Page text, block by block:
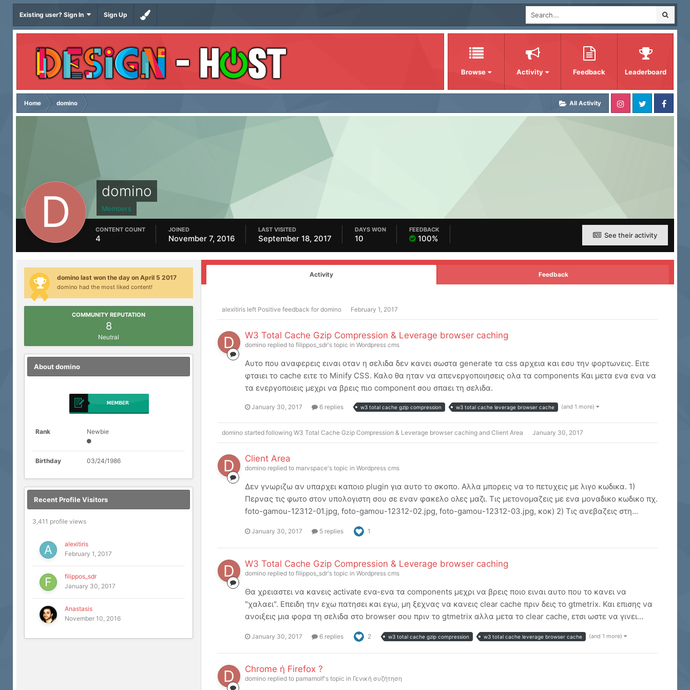
Existing user? Sign In Sign Up
Browse Activity Feedback Leaderboard
All Activity
Home domino
domino
Members
See their activity
CONTENT COUNT
4
JOINED
November 7, 2016
LAST VISITED
September 18, 2017
DAYS WON
10
FEEDBACK
100%
domino last won the day on April 5 2017
domino had the most liked content!
COMMUNITY REPUTATION
8
Neutral
About domino
Rank Newbie
Birthday 03/24/1986
Recent Profile Visitors
3,411 profile views
alexitiris
February 1, 2017
filippos_sdr
January 30, 2017
Anastasis
November 10, 2016
Activity Feedback
alexitiris left Positive feedback for domino February 1, 2017
W3 Total Cache Gzip Compression & Leverage browser caching
domino replied to filippos_sdr's topic in Wordpress cms
Αυτο που αναφερεις ειναι οταν η σελιδα δεν κανει σωστα generate τα css αρχεια και εσυ την φορτωνεις. Ειτε
φταιει το cache ειτε το Minify CSS. Καλο θα ηταν να απενεργοποιησεις ολα τα components Και μετα ενα ενα να
τα ενεργοποιεις μεχρι να βρεις πιο component σου σπαει τη σελιδα.
January 30, 2017 6 replies w3 total cache gzip compression w3 total cache leverage browser cache (and 1 more)
domino started following W3 Total Cache Gzip Compression & Leverage browser caching and Client Area January 30, 2017
Client Area
domino replied to marvspace's topic in Wordpress cms
Δεν γνωριζω αν υπαρχει καποιο plugin για αυτο το σκοπο. Αλλα μπορεις να το πετυχεις με λιγο κωδικα. 1)
Περνας τις φωτο στον υπολογιστη σου σε εναν φακελο ολες μαζι. Τις μετονομαζεις με ενα μοναδικο κωδικο πχ.
foto-gamou-12312-01.jpg, foto-gamou-12312-02.jpg, foto-gamou-12312-03.jpg, κοκ) 2) Τις ανεβαζεις στη...
January 30, 2017 5 replies 1
W3 Total Cache Gzip Compression & Leverage browser caching
domino replied to filippos_sdr's topic in Wordpress cms
Θα χρειαστει να κανεις activate ενα-ενα τα components μεχρι να βρεις ποιο ειναι αυτο που το κανει να
"χαλαει". Επειδη την εχω πατησει και εγω, μη ξεχνας να κανεις clear cache πριν δεις το gtmetrix. Και επισης να
ανοιξεις μια φορα τη σελιδα στο browser σου πριν το gtmetrix αλλα μετα το clear cache, ετσι ωστε να γινει...
January 30, 2017 6 replies 2 w3 total cache gzip compression w3 total cache leverage browser cache (and 1 more)
Chrome ή Firefox ?
domino replied to pamamolf's topic in Γενική συζήτηση